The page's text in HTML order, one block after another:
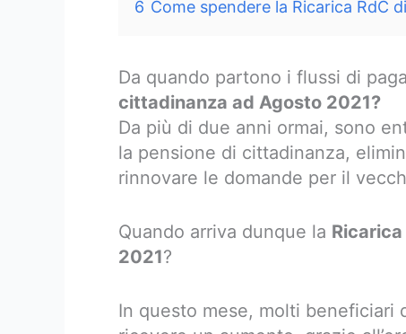
6 Come spendere la Ricarica RdC
Da quando partono i flussi di
cittadinanza ad Agosto 2021?
Da più di due anni ormai, sono
la pensione di cittadinanza,
rinnovare le domande per il
Quando arriva dunque la
2021?
In questo mese, molti beneficiari